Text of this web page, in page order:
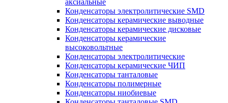
Конденсаторы электролитические SMD
Конденсаторы керамические выводные
Конденсаторы керамические дисковые
Конденсаторы керамические
высоковольтные
Конденсаторы электролитические
Конденсаторы керамические ЧИП
Конденсаторы танталовые
Конденсаторы полимерные
Конденсаторы ниобиевые